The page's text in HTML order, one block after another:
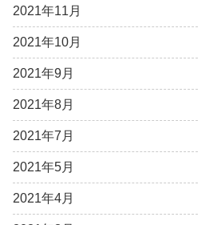
2021年11月
2021年10月
2021年9月
2021年8月
2021年7月
2021年5月
2021年4月